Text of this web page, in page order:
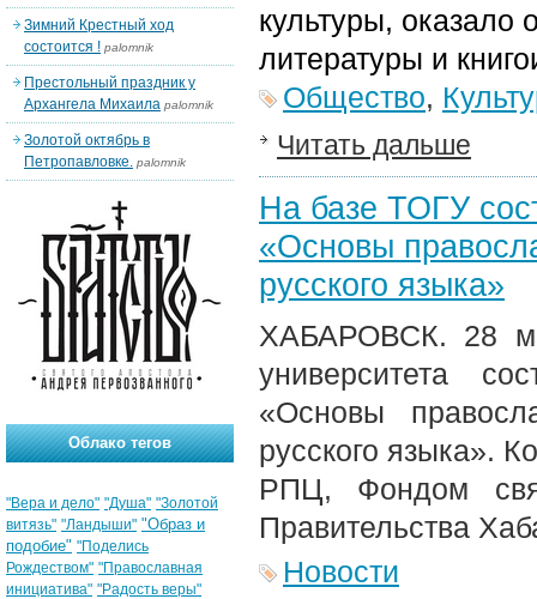
культуры, оказало
литературы и
Общество,
Читать дальше
На базе ТОГУ
«Основы
русского языка»
ХАБАРОВСК. 28
университета
«Основы
русского языка».
РПЦ, Фондом
Правительства
Новости
Зимний Крестный ход
состоится ! palomnik
Престольный праздник у
Архангела Михаила palomnik
Золотой октябрь в
Петропавловке. palomnik
Облако тегов
"Вера и дело" "Душа" "Золотой
витязь" "Ландыши" "Образ и
подобие" "Поделись
Рождеством" "Православная
инициатива" "Радость веры"